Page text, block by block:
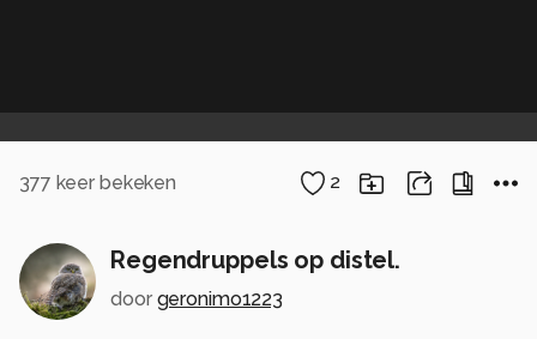
377 keer bekeken 2
Regendruppels op distel.
door geronimo1223